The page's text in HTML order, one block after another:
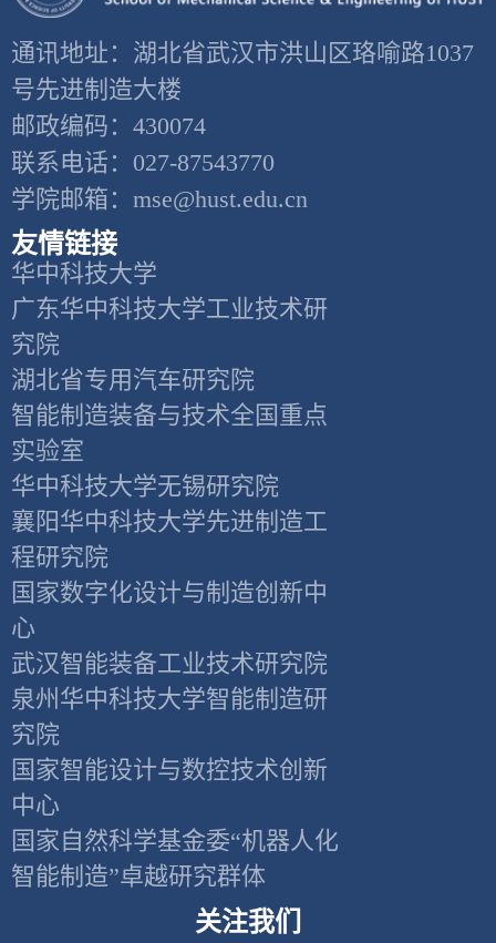
通讯地址：湖北省武汉市洪山区珞喻路1037
号先进制造大楼
邮政编码：430074
联系电话：027-87543770
学院邮箱：mse@hust.edu.cn
友情链接
华中科技大学
广东华中科技大学工业技术研
究院
湖北省专用汽车研究院
智能制造装备与技术全国重点
实验室
华中科技大学无锡研究院
襄阳华中科技大学先进制造工
程研究院
国家数字化设计与制造创新中
心
武汉智能装备工业技术研究院
泉州华中科技大学智能制造研
究院
国家智能设计与数控技术创新
中心
国家自然科学基金委“机器人化
智能制造”卓越研究群体
关注我们